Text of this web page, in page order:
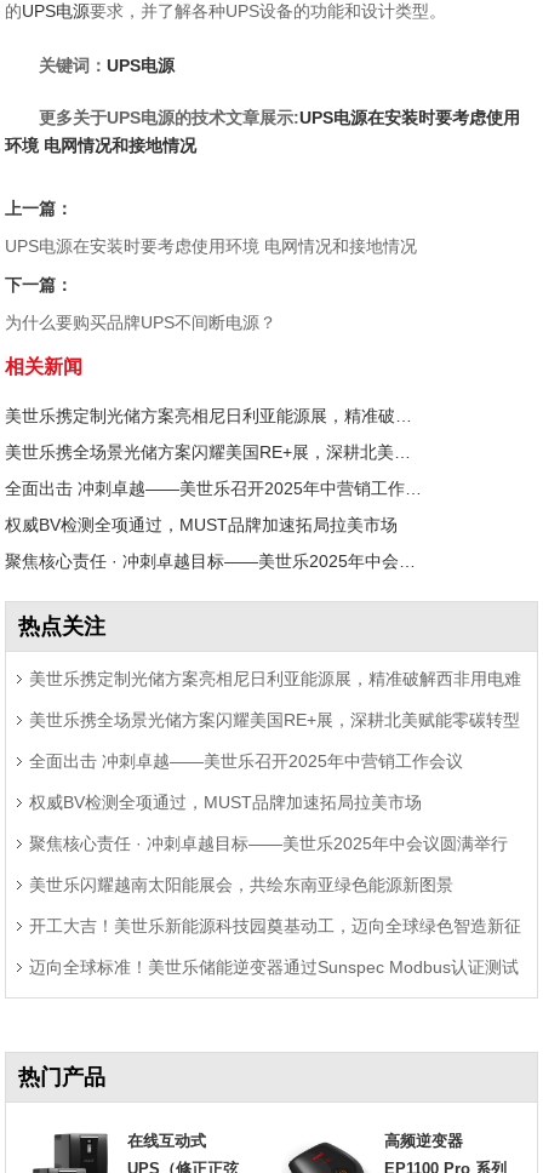
的UPS电源要求，并了解各种UPS设备的功能和设计类型。
关键词：UPS电源
更多关于UPS电源的技术文章展示:UPS电源在安装时要考虑使用
环境 电网情况和接地情况
上一篇：
UPS电源在安装时要考虑使用环境 电网情况和接地情况
下一篇：
为什么要购买品牌UPS不间断电源？
相关新闻
权威BV检测全项通过，MUST品牌加速拓局拉美市场
热点关注
美世乐携定制光储方案亮相尼日利亚能源展，精准破解西非用电难
题 美世乐携全场景光储方案闪耀美国RE+展，深耕北美赋能零碳转型
全面出击 冲刺卓越——美世乐召开2025年中营销工作会议
权威BV检测全项通过，MUST品牌加速拓局拉美市场
聚焦核心责任 · 冲刺卓越目标——美世乐2025年中会议圆满举行
美世乐闪耀越南太阳能展会，共绘东南亚绿色能源新图景
开工大吉！美世乐新能源科技园奠基动工，迈向全球绿色智造新征
程 迈向全球标准！美世乐储能逆变器通过Sunspec Modbus认证测试
热门产品
在线互动式
UPS（修正正弦
高频逆变器
EP1100 Pro 系列